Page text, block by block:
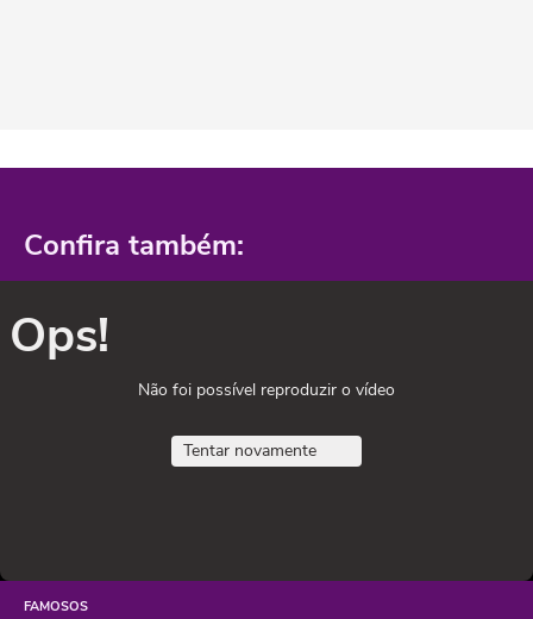
Confira também:
Ops!
Não foi possível reproduzir o vídeo
Tentar novamente
FAMOSOS